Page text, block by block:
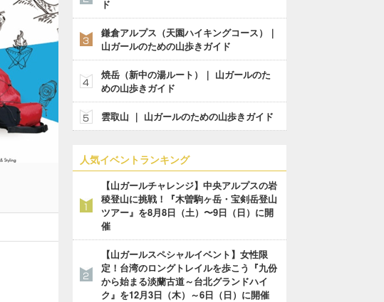
ド
鎌倉アルプス（天園ハイキングコース）｜
山ガールのための山歩きガイド
焼岳（新中の湯ルート）｜ 山ガールのた
めの山歩きガイド
雲取山 ｜ 山ガールのための山歩きガイド
人気イベントランキング
【山ガールチャレンジ】中央アルプスの岩
稜登山に挑戦！『木曽駒ヶ岳・宝剣岳登山
ツアー』を8月8日（土）〜9日（日）に開
催
【山ガールスペシャルイベント】女性限
定！台湾のロングトレイルを歩こう『九份
から始まる淡蘭古道～台北グランドハイ
ク』を12月3日（木）～6日（日）に開催